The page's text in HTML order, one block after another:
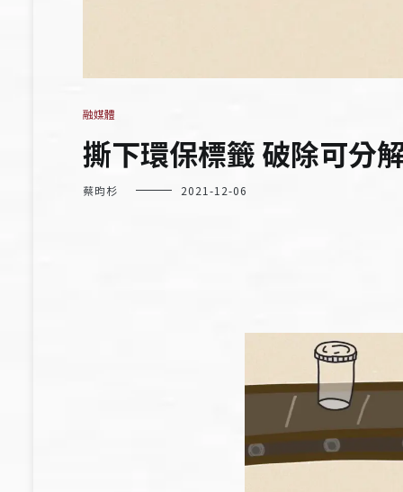
融媒體
撕下環保標籤 破除可分
蔡昀杉 2021-12-06